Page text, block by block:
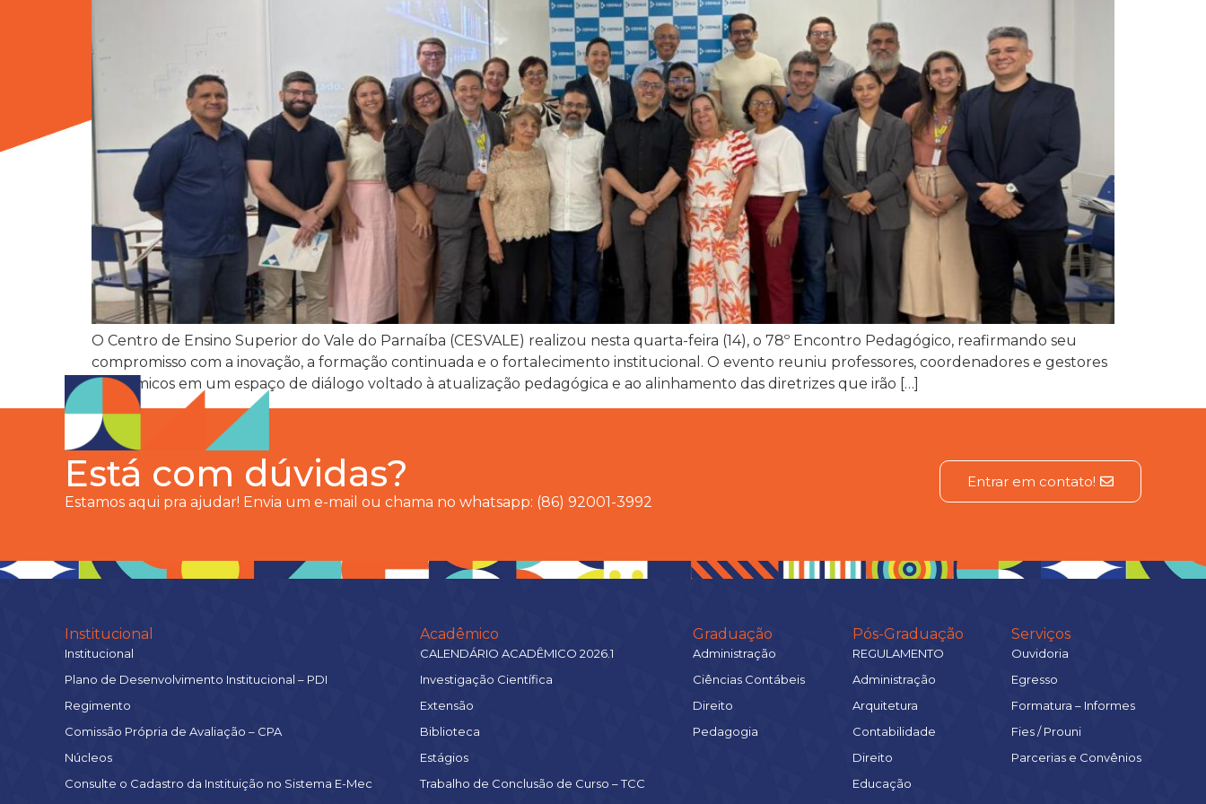
O Centro de Ensino Superior do Vale do Parnaíba (CESVALE) realizou nesta quarta-feira (14), o 78º Encontro Pedagógico, reafirmando seu
compromisso com a inovação, a formação continuada e o fortalecimento institucional. O evento reuniu professores, coordenadores e gestores
acadêmicos em um espaço de diálogo voltado à atualização pedagógica e ao alinhamento das diretrizes que irão […]
Está com dúvidas?
Estamos aqui pra ajudar! Envia um e-mail ou chama no whatsapp: (86) 92001-3992
Entrar em contato!
Institucional
Institucional
Plano de Desenvolvimento Institucional – PDI
Regimento
Comissão Própria de Avaliação – CPA
Núcleos
Consulte o Cadastro da Instituição no Sistema E-Mec
Acadêmico
CALENDÁRIO ACADÊMICO 2026.1
Investigação Científica
Extensão
Biblioteca
Estágios
Trabalho de Conclusão de Curso – TCC
Graduação
Administração
Ciências Contábeis
Direito
Pedagogia
Pós-Graduação
REGULAMENTO
Administração
Arquitetura
Contabilidade
Direito
Educação
Serviços
Ouvidoria
Egresso
Formatura – Informes
Fies / Prouni
Parcerias e Convênios